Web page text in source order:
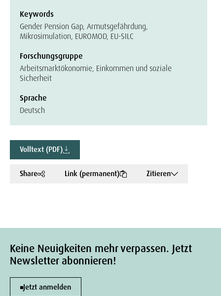
Keywords
Gender Pension Gap, Armutsgefährdung,
Mikrosimulation, EUROMOD, EU-SILC
Forschungsgruppe
Arbeitsmarktökonomie, Einkommen und soziale
Sicherheit
Sprache
Deutsch
Volltext (PDF)
Share Link (permanent) Zitieren
Keine Neuigkeiten mehr verpassen. Jetzt
Newsletter abonnieren!
Jetzt anmelden